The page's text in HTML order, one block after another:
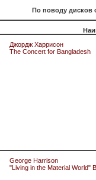
По поводу дисков
Джордж Харрисон
The Concert for Bangladesh
George Harrison
"Living in the Material World"